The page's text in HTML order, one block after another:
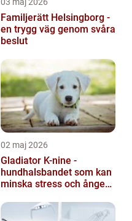
Familjerätt Helsingborg -
en trygg väg genom svåra
beslut
02 maj 2026
Gladiator K-nine -
hundhalsbandet som kan
minska stress och ångest